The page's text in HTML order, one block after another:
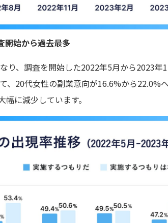
開始から過去最多
り、調査を開始した2022年5月から2023
、20代女性の副業意向が16.6%から22.0%
に減少しています。